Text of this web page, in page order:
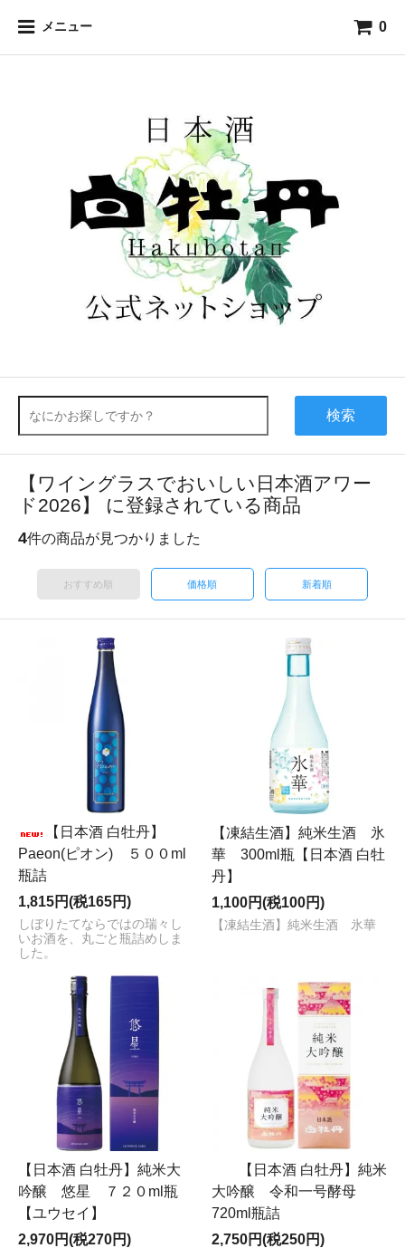
メニュー 0
検索
【ワイングラスでおいしい日本酒アワー
ド2026】 に登録されている商品
4件の商品が見つかりました
おすすめ順 価格順 新着順
【日本酒 白牡丹】
Paeon(ピオン) ５００ml
瓶詰
1,815円(税165円)
しぼりたてならではの瑞々し
いお酒を、丸ごと瓶詰めしま
した。
【凍結生酒】純米生酒 氷
華 300ml瓶【日本酒 白牡
丹】
1,100円(税100円)
【凍結生酒】純米生酒 氷華
【日本酒 白牡丹】純米大
吟醸 悠星 ７２０ml瓶
【ユウセイ】
2,970円(税270円)
【日本酒 白牡丹】純米
大吟醸 令和一号酵母
720ml瓶詰
2,750円(税250円)